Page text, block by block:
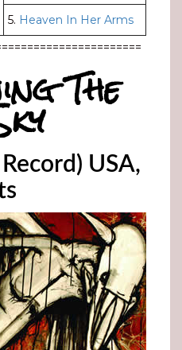
5. Heaven In Her Arms
The
USA,